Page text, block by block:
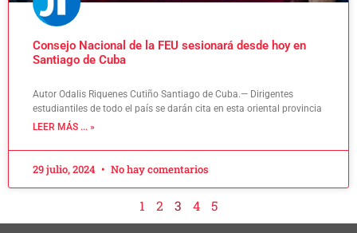
Consejo Nacional de la FEU sesionará desde hoy en
Santiago de Cuba
Autor Odalis Riquenes Cutiño Santiago de Cuba.— Dirigentes
estudiantiles de todo el país se darán cita en esta oriental provincia
LEER MÁS ... »
29 julio, 2024 No hay comentarios
1 2 3 4 5